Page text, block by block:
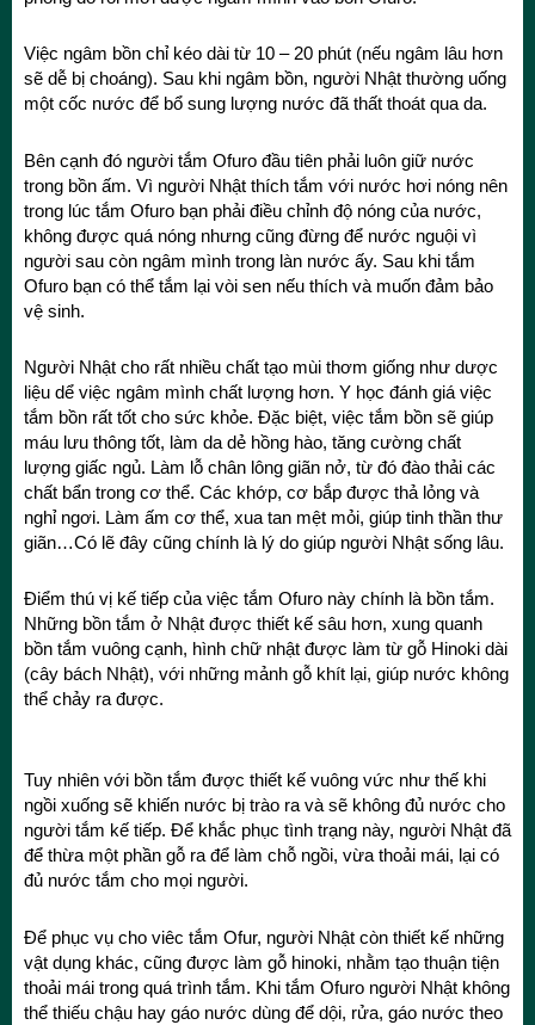
Việc ngâm bồn chỉ kéo dài từ 10 – 20 phút (nếu ngâm lâu hơn
sẽ dễ bị choáng). Sau khi ngâm bồn, người Nhật thường uống
một cốc nước để bổ sung lượng nước đã thất thoát qua da.
Bên cạnh đó người tắm Ofuro đầu tiên phải luôn giữ nước
trong bồn ấm. Vì người Nhật thích tắm với nước hơi nóng nên
trong lúc tắm Ofuro bạn phải điều chỉnh độ nóng của nước,
không được quá nóng nhưng cũng đừng để nước nguội vì
người sau còn ngâm mình trong làn nước ấy. Sau khi tắm
Ofuro bạn có thể tắm lại vòi sen nếu thích và muốn đảm bảo
vệ sinh.
Người Nhật cho rất nhiều chất tạo mùi thơm giống như dược
liệu dể việc ngâm mình chất lượng hơn. Y học đánh giá việc
tắm bồn rất tốt cho sức khỏe. Đặc biệt, việc tắm bồn sẽ giúp
máu lưu thông tốt, làm da dẻ hồng hào, tăng cường chất
lượng giấc ngủ. Làm lỗ chân lông giãn nở, từ đó đào thải các
chất bẩn trong cơ thể. Các khớp, cơ bắp được thả lỏng và
nghỉ ngơi. Làm ấm cơ thể, xua tan mệt mỏi, giúp tinh thần thư
giãn…Có lẽ đây cũng chính là lý do giúp người Nhật sống lâu.
Điểm thú vị kế tiếp của việc tắm Ofuro này chính là bồn tắm.
Những bồn tắm ở Nhật được thiết kế sâu hơn, xung quanh
bồn tắm vuông cạnh, hình chữ nhật được làm từ gỗ Hinoki dài
(cây bách Nhật), với những mảnh gỗ khít lại, giúp nước không
thể chảy ra được.
Tuy nhiên với bồn tắm được thiết kế vuông vức như thế khi
ngồi xuống sẽ khiến nước bị trào ra và sẽ không đủ nước cho
người tắm kế tiếp. Để khắc phục tình trạng này, người Nhật đã
để thừa một phần gỗ ra để làm chỗ ngồi, vừa thoải mái, lại có
đủ nước tắm cho mọi người.
Để phục vụ cho viêc tắm Ofur, người Nhật còn thiết kế những
vật dụng khác, cũng được làm gỗ hinoki, nhằm tạo thuận tiện
thoải mái trong quá trình tắm. Khi tắm Ofuro người Nhật không
thể thiếu chậu hay gáo nước dùng để dội, rửa, gáo nước theo